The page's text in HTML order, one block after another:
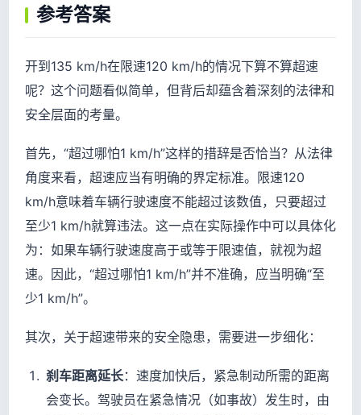
参考答案
开到135 km/h在限速120 km/h的情况下算不算超速
呢？这个问题看似简单，但背后却蕴含着深刻的法律和
安全层面的考量。
首先，“超过哪怕1 km/h”这样的措辞是否恰当？从法律
角度来看，超速应当有明确的界定标准。限速120
km/h意味着车辆行驶速度不能超过该数值，只要超过
至少1 km/h就算违法。这一点在实际操作中可以具体化
为：如果车辆行驶速度高于或等于限速值，就视为超
速。因此，“超过哪怕1 km/h”并不准确，应当明确“至
少1 km/h”。
其次，关于超速带来的安全隐患，需要进一步细化：
刹车距离延长：速度加快后，紧急制动所需的距离
会变长。驾驶员在紧急情况（如事故）发生时，由